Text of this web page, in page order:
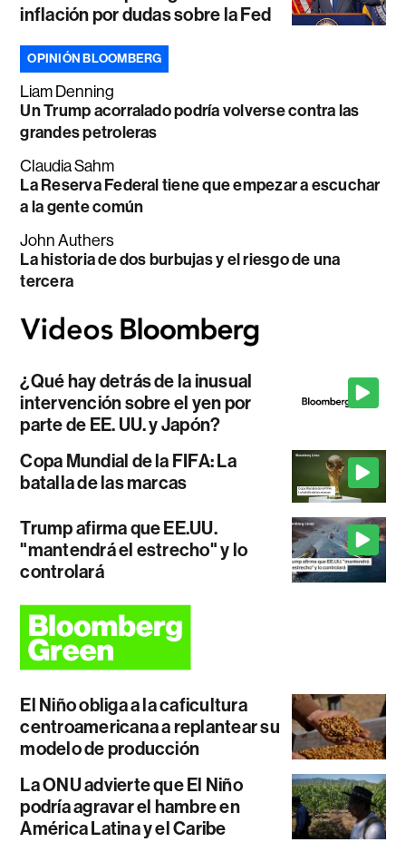
inflación por dudas sobre la Fed
OPINIÓN BLOOMBERG
Liam Denning
Un Trump acorralado podría volverse contra las
grandes petroleras
Claudia Sahm
La Reserva Federal tiene que empezar a escuchar
a la gente común
John Authers
La historia de dos burbujas y el riesgo de una
tercera
¿Qué hay detrás de la inusual
intervención sobre el yen por
parte de EE. UU. y Japón?
Copa Mundial de la FIFA: La
batalla de las marcas
Trump afirma que EE.UU.
"mantendrá el estrecho" y lo
controlará
El Niño obliga a la caficultura
centroamericana a replantear su
modelo de producción
La ONU advierte que El Niño
podría agravar el hambre en
América Latina y el Caribe